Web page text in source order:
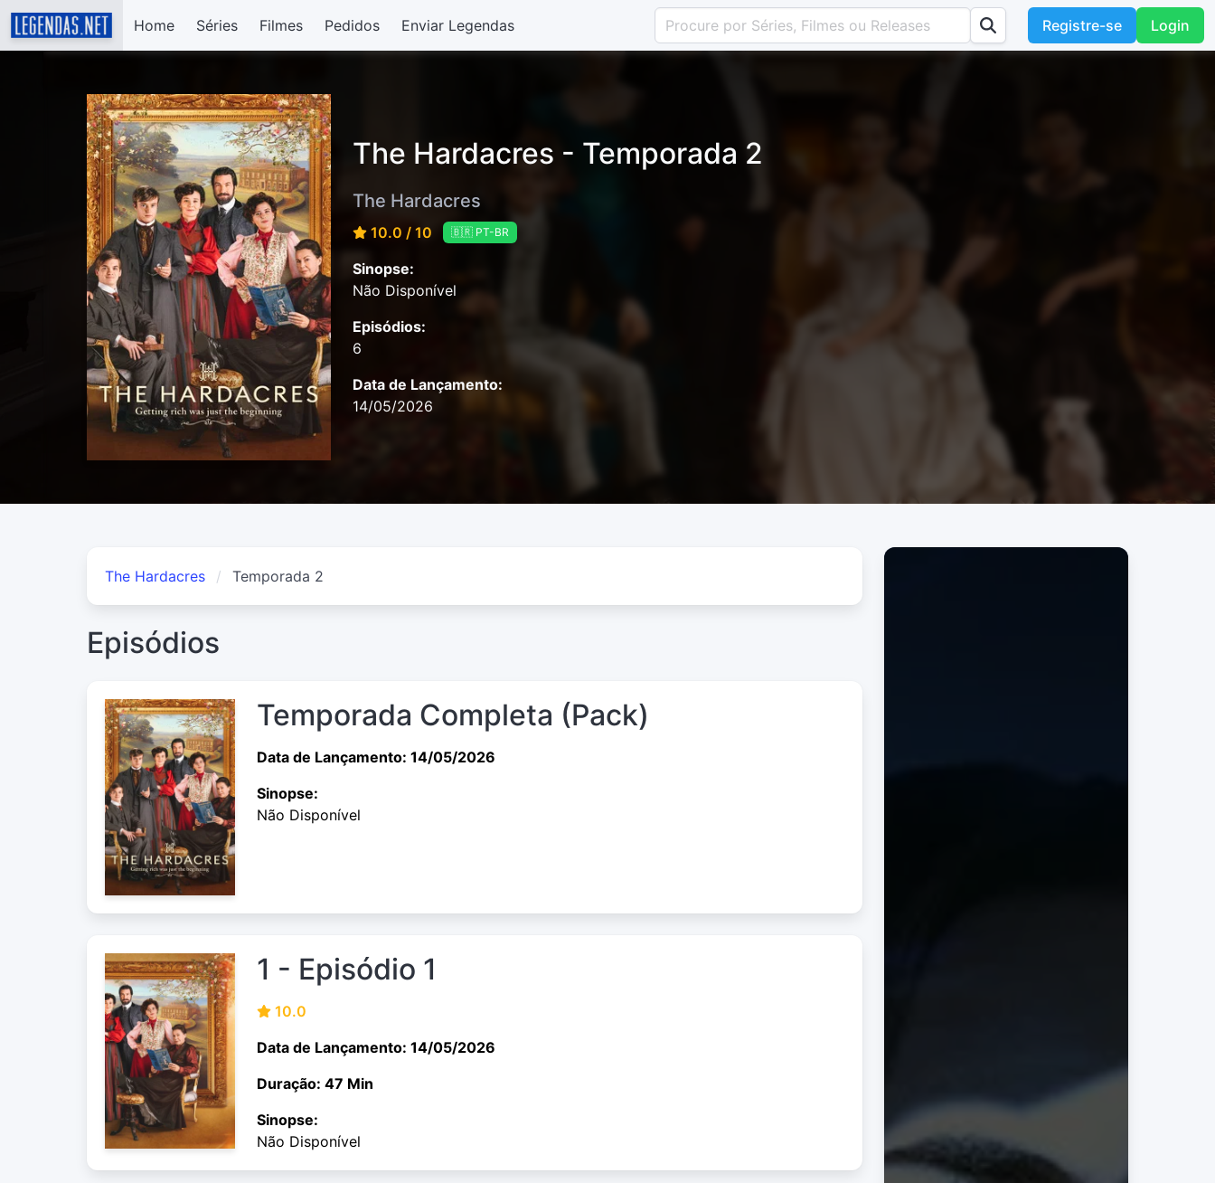
Home Séries Filmes Pedidos Enviar Legendas Registre-se Login
The Hardacres - Temporada 2
The Hardacres
10.0 / 10 🇧🇷 PT-BR
Sinopse:
Não Disponível
Episódios:
6
Data de Lançamento:
14/05/2026
The Hardacres Temporada 2
Episódios
Temporada Completa (Pack)
Data de Lançamento: 14/05/2026
Sinopse:
Não Disponível
1 - Episódio 1
10.0
Data de Lançamento: 14/05/2026
Duração: 47 Min
Sinopse:
Não Disponível